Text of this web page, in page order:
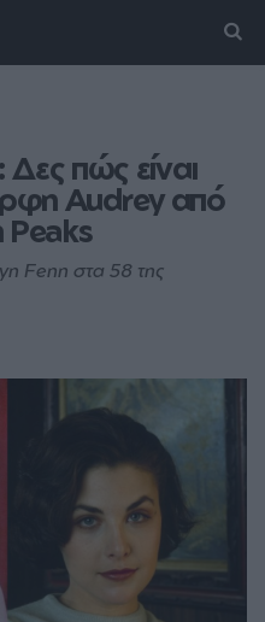
πώς είναι
Audrey από
Peaks
Fenn στα 58 της